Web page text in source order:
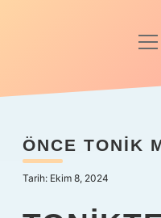
Anasayfa
Yasal Uyarı
ÖNCE TONIK
Tarih: Ekim 8, 2024